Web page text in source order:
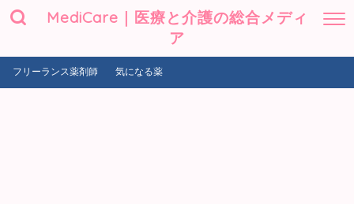
MediCare｜医療と介護の総合メディ
ア
フリーランス薬剤師 気になる薬